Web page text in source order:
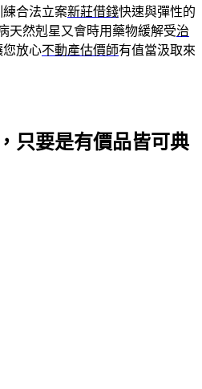
合法立案新莊借錢快速與彈性的
天然剋星又會時用藥物緩解受治
您放心不動產估價師有值當汲取來
只要是有價品皆可典